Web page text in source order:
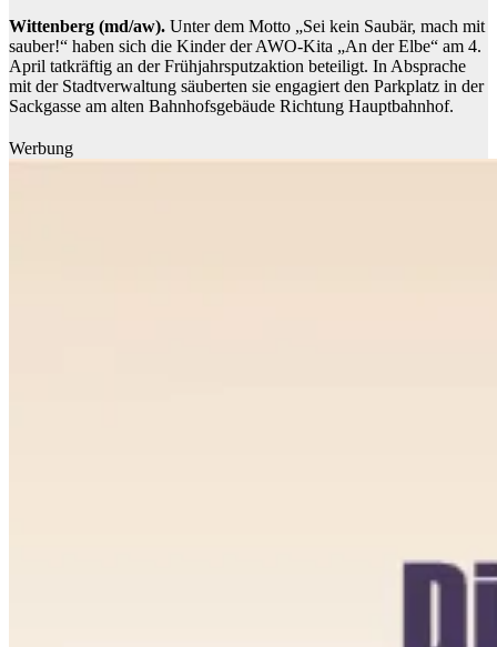
Wittenberg (md/aw). Unter dem Motto „Sei kein Saubär, mach mit
sauber!“ haben sich die Kinder der AWO-Kita „An der Elbe“ am 4.
April tatkräftig an der Frühjahrsputzaktion beteiligt. In Absprache
mit der Stadtverwaltung säuberten sie engagiert den Parkplatz in der
Sackgasse am alten Bahnhofsgebäude Richtung Hauptbahnhof.
Werbung